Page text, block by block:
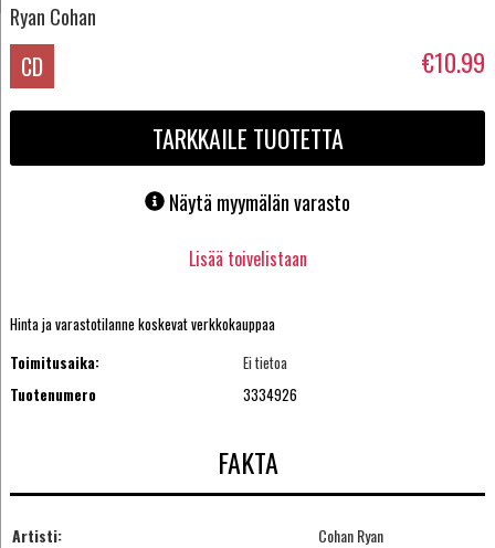
Ryan Cohan
CD €10.99
TARKKAILE TUOTETTA
Näytä myymälän varasto
Lisää toivelistaan
Hinta ja varastotilanne koskevat verkkokauppaa
Toimitusaika:
Ei tietoa
Tuotenumero
3334926
FAKTA
Artisti:
Cohan Ryan